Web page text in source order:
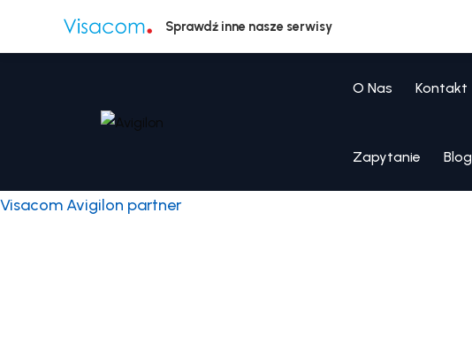
O Nas Kontakt
Zapytanie Blog
Visacom Avigilon partner
Sprawdź inne nasze serwisy